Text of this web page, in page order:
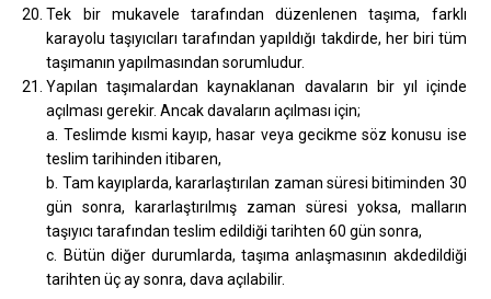
Tek bir mukavele tarafından düzenlenen taşıma, farklı
karayolu taşıyıcıları tarafından yapıldığı takdirde, her biri tüm
taşımanın yapılmasından sorumludur.
Yapılan taşımalardan kaynaklanan davaların bir yıl içinde
açılması gerekir. Ancak davaların açılması için;
a. Teslimde kısmi kayıp, hasar veya gecikme söz konusu ise
teslim tarihinden itibaren,
b. Tam kayıplarda, kararlaştırılan zaman süresi bitiminden 30
gün sonra, kararlaştırılmış zaman süresi yoksa, malların
taşıyıcı tarafından teslim edildiği tarihten 60 gün sonra,
c. Bütün diğer durumlarda, taşıma anlaşmasının akdedildiği
tarihten üç ay sonra, dava açılabilir.